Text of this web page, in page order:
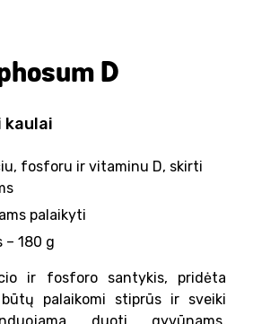
D
kaulai
fosforu ir vitaminu D, skirti
palaikyti
– 180 g
ir fosforo santykis, pridėta
palaikomi stiprūs ir sveiki